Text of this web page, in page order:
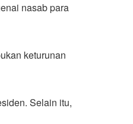
nasab para
keturunan
Selain itu,